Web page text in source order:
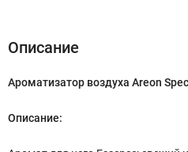
Описание
Ароматизатор воздуха Areon
Описание: